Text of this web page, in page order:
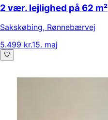
2 vær. lejlighed på 62 m²
Sakskøbing, Rønnebærvej
5.499 kr.15. maj